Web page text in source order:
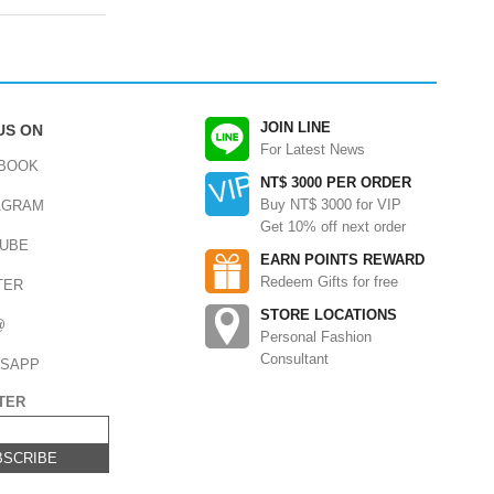
JOIN LINE
For Latest News
NT$ 3000 PER ORDER
Buy NT$ 3000 for VIP
Get 10% off next order
EARN POINTS REWARD
Redeem Gifts for free
STORE LOCATIONS
Personal Fashion
Consultant
ON